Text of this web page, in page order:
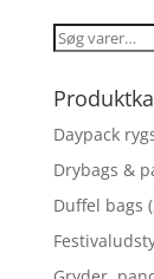
Søg
Daypack
Drybags &
Duffel bags